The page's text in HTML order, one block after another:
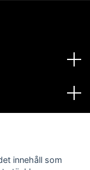
innehåll som